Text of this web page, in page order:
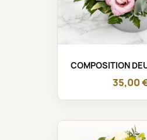
COMPOSITION
35,00